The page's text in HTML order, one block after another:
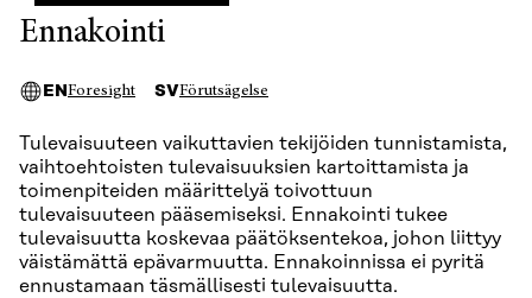
Ennakointi
EN Foresight SVFörutsägelse
Tulevaisuuteen vaikuttavien tekijöiden tunnistamista,
vaihtoehtoisten tulevaisuuksien kartoittamista ja
toimenpiteiden määrittelyä toivottuun
tulevaisuuteen pääsemiseksi. Ennakointi tukee
tulevaisuutta koskevaa päätöksentekoa, johon liittyy
väistämättä epävarmuutta. Ennakoinnissa ei pyritä
ennustamaan täsmällisesti tulevaisuutta.